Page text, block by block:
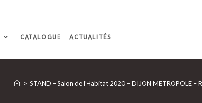
CATALOGUE ACTUALITÉS
> STAND – Salon de l’Habitat 2020 – DIJON METROPOLE –